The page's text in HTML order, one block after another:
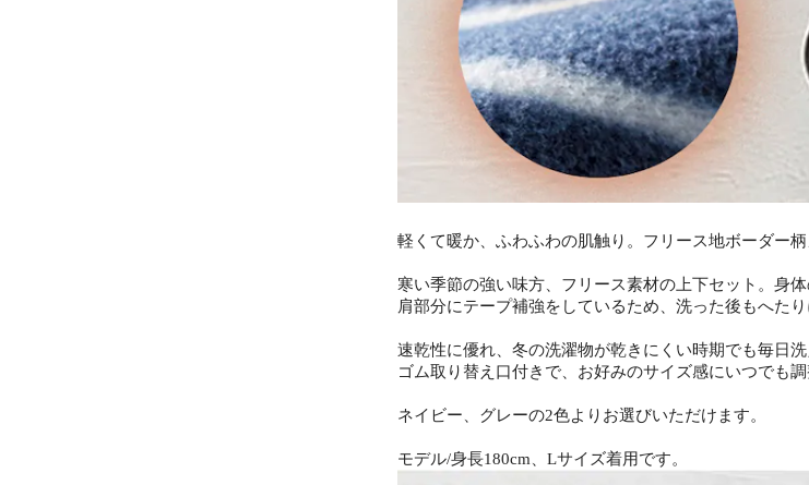
軽くて暖か、ふわふわの肌触り。フリース地ボーダー柄
寒い季節の強い味方、フリース素材の上下セット。身体
肩部分にテープ補強をしているため、洗った後もへた
速乾性に優れ、冬の洗濯物が乾きにくい時期でも毎日洗
ゴム取り替え口付きで、お好みのサイズ感にいつでも調
ネイビー、グレーの2色よりお選びいただけます。
モデル/身長180cm、Lサイズ着用です。